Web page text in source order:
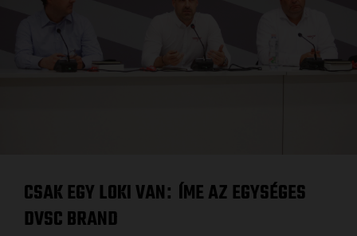
CSAK EGY LOKI VAN: ÍME AZ EGYSÉGES
DVSC BRAND